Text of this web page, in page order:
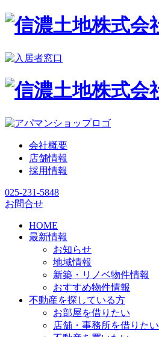
会社概要
店舗情報
採用情報
025-231-5848
お問合せ
HOME
最新情報
お知らせ
地域情報
新築・リノベ物件情報
おすすめ物件情報
不動産を探している方
お部屋を借りたい
店舗・事務所を借りたい